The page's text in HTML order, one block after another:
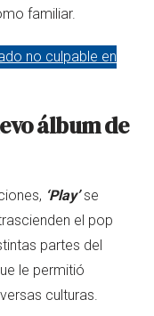
familiar.
no culpable en
álbum de
‘Play’se
el pop
partes del
le permitió
culturas.